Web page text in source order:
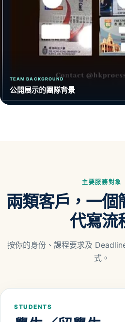
TEAM BACKGROUND
公開展示的團隊背景
主要服務對象
兩類客戶，一個
代寫流
按你的身份、課程要求及
式。
STUDENTS